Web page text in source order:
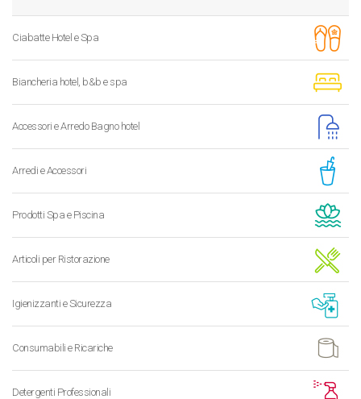
Ciabatte Hotel e Spa
Biancheria hotel, b&b e spa
Accessori e Arredo Bagno hotel
Arredi e Accessori
Prodotti Spa e Piscina
Articoli per Ristorazione
Igienizzanti e Sicurezza
Consumabili e Ricariche
Detergenti Professionali